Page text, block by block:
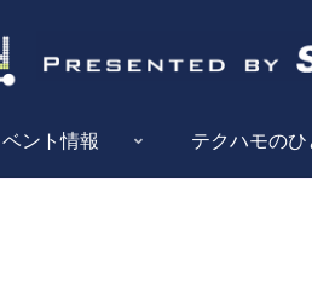
ント情報 テクハモのひ